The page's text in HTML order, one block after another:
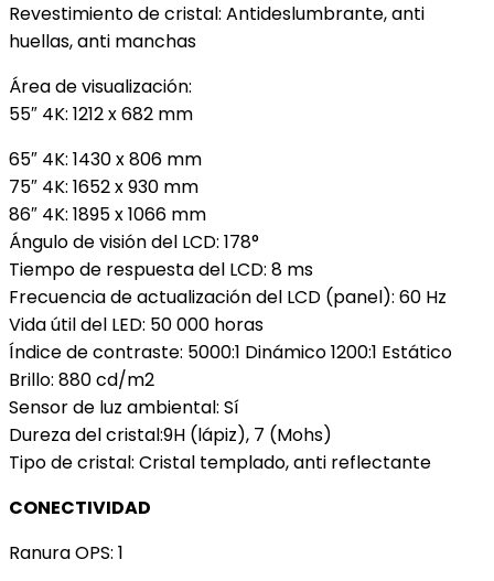
Revestimiento de cristal: Antideslumbrante, anti
huellas, anti manchas
Área de visualización:
55″ 4K: 1212 x 682 mm
65″ 4K: 1430 x 806 mm
75″ 4K: 1652 x 930 mm
86″ 4K: 1895 x 1066 mm
Ángulo de visión del LCD: 178°
Tiempo de respuesta del LCD: 8 ms
Frecuencia de actualización del LCD (panel): 60 Hz
Vida útil del LED: 50 000 horas
Índice de contraste: 5000:1 Dinámico 1200:1 Estático
Brillo: 880 cd/m2
Sensor de luz ambiental: Sí
Dureza del cristal:9H (lápiz), 7 (Mohs)
Tipo de cristal: Cristal templado, anti reflectante
CONECTIVIDAD
Ranura OPS: 1